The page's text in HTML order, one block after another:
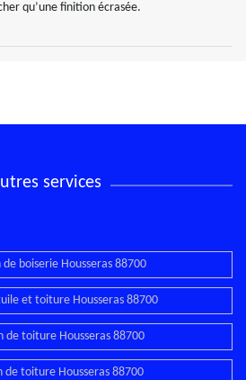
qu’une finition écrasée.
services
boiserie Housseras 88700
et toiture Housseras 88700
de toiture Housseras 88700
de toiture Housseras 88700